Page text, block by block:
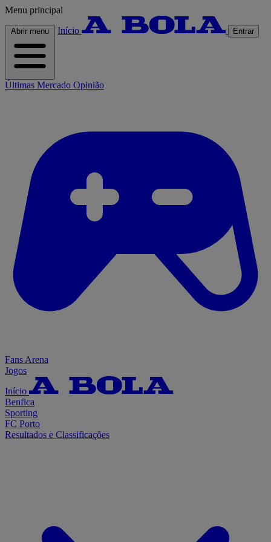
Menu principal
Abrir menu Início Entrar
Últimas Mercado Opinião
Fans Arena
Jogos
Início
Benfica
Sporting
FC Porto
Resultados e Classificações